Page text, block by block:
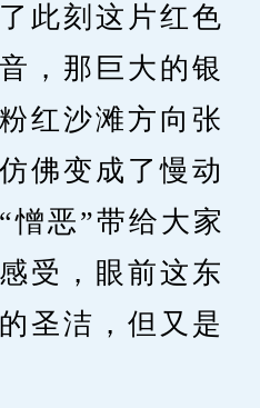
刻这片红色
，那巨大的银
红沙滩方向张
佛变成了慢动
憎恶”带给大家
受，眼前这东
圣洁，但又是